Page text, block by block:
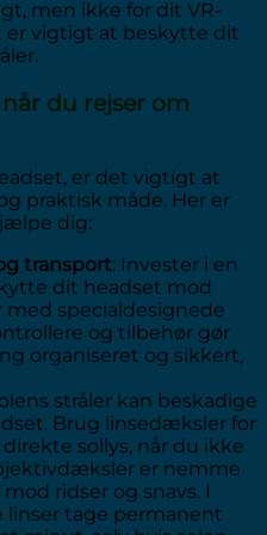
men ikke for dit VR-
er vigtigt at beskytte dit
du rejser om
er det vigtigt at
praktisk måde. Her er
dig:
transport: Invester i en
dit headset mod
med specialdesignede
og tilbehør gør
organiseret og sikkert,
stråler kan beskadige
Brug linsedæksler for
sollys, når du ikke
er nemme
ridser og snavs. I
linser tage permanent